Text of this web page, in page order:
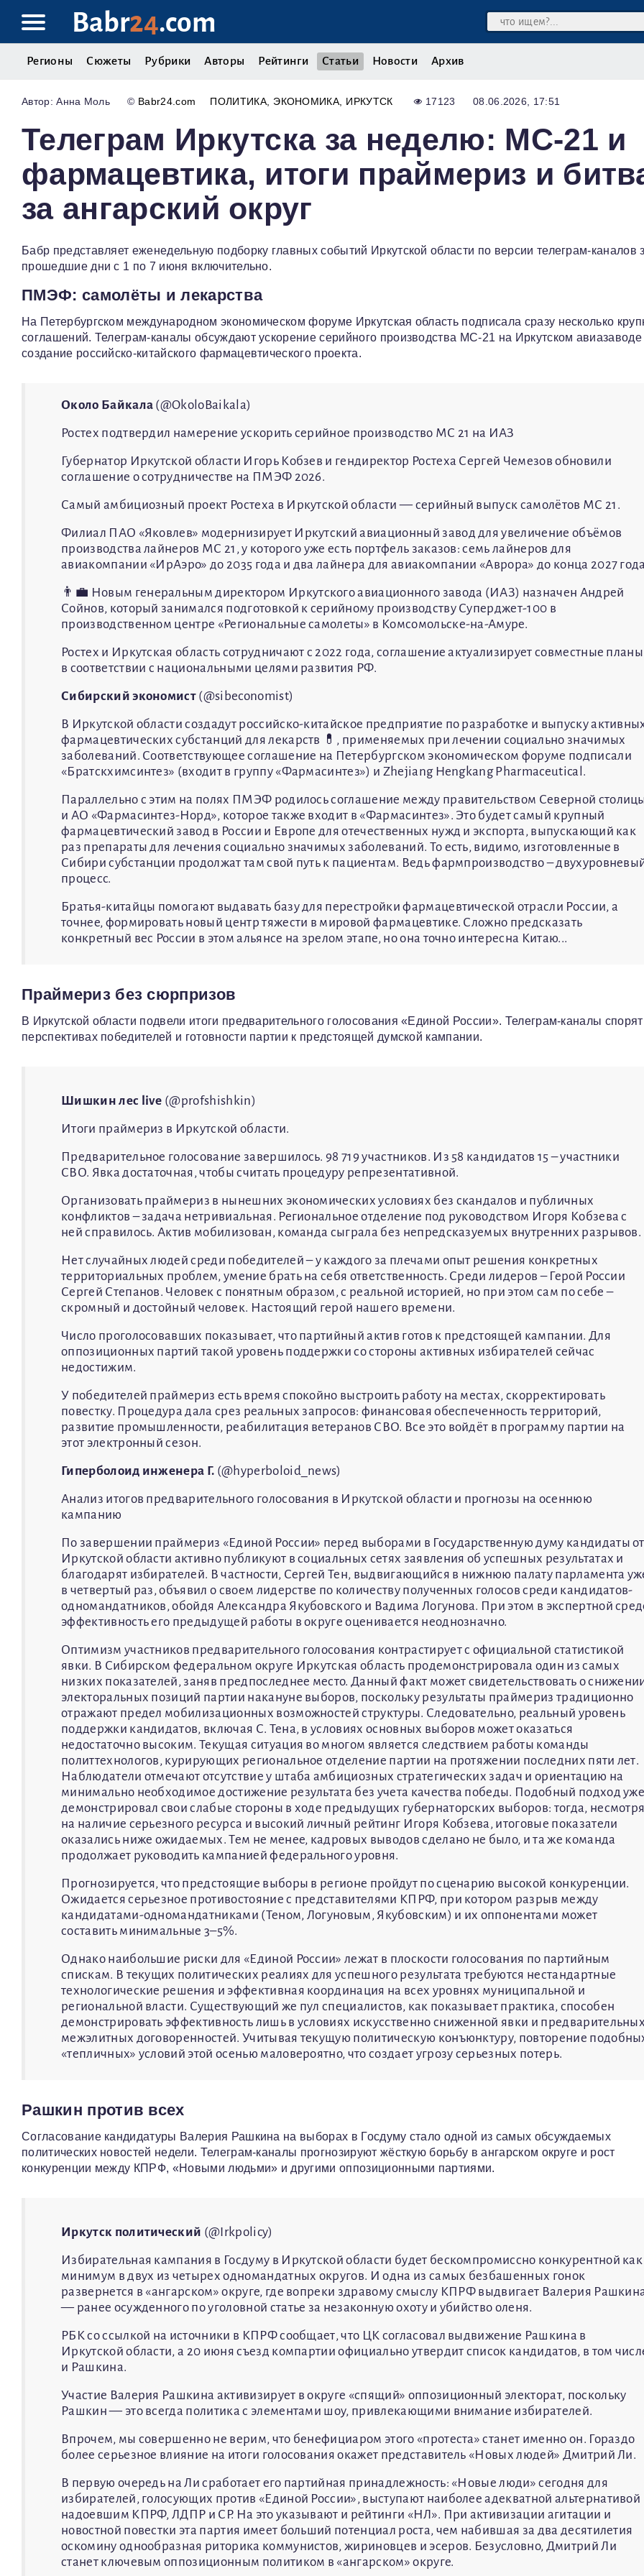
Babr24.com
Регионы Сюжеты Рубрики Авторы Рейтинги Статьи Новости Архив
Анна Моль © Babr24.com ПОЛИТИКА ЭКОНОМИКА ИРКУТСК 17123 08.06.2026, 17:51
Телеграм Иркутска за неделю: МС-21 и
фармацевтика, итоги праймериз и
за ангарский округ
Бабр представляет еженедельную подборку главных событий Иркутской области по версии телеграм-каналов
прошедшие дни с 1 по 7 июня включительно.
ПМЭФ: самолёты и лекарства
На Петербургском международном экономическом форуме Иркутская область подписала сразу несколько
соглашений. Телеграм-каналы обсуждают ускорение серийного производства МС-21 на Иркутском авиазаводе
создание российско-китайского фармацевтического проекта.
Около Байкала (@OkoloBaikala)
Ростех подтвердил намерение ускорить серийное производство МС 21 на ИАЗ
Губернатор Иркутской области Игорь Кобзев и гендиректор Ростеха Сергей Чемезов обновили
соглашение о сотрудничестве на ПМЭФ 2026.
Самый амбициозный проект Ростеха в Иркутской области — серийный выпуск самолётов МС 21.
Филиал ПАО «Яковлев» модернизирует Иркутский авиационный завод для увеличение объёмов
производства лайнеров МС 21, у которого уже есть портфель заказов: семь лайнеров для
авиакомпании «ИрАэро» до 2035 года и два лайнера для авиакомпании «Аврора» до конца 2027
👨‍💼 Новым генеральным директором Иркутского авиационного завода (ИАЗ) назначен Андрей
Сойнов, который занимался подготовкой к серийному производству Суперджет-100 в
производственном центре «Региональные самолеты» в Комсомольске-на-Амуре.
Ростех и Иркутская область сотрудничают с 2022 года, соглашение актуализирует совместные планы
в соответствии с национальными целями развития РФ.
Сибирский экономист (@sibeconomist)
В Иркутской области создадут российско-китайское предприятие по разработке и выпуску
фармацевтических субстанций для лекарств 💊, применяемых при лечении социально значимых
заболеваний. Соответствующее соглашение на Петербургском экономическом форуме подписали
«Братскхимсинтез» (входит в группу «Фармасинтез») и Zhejiang Hengkang Pharmaceutical.
Параллельно с этим на полях ПМЭФ родилось соглашение между правительством Северной
и АО «Фармасинтез-Норд», которое также входит в «Фармасинтез». Это будет самый крупный
фармацевтический завод в России и Европе для отечественных нужд и экспорта, выпускающий как
раз препараты для лечения социально значимых заболеваний. То есть, видимо, изготовленные в
Сибири субстанции продолжат там свой путь к пациентам. Ведь фармпроизводство –
процесс.
Братья-китайцы помогают выдавать базу для перестройки фармацевтической отрасли России, а
точнее, формировать новый центр тяжести в мировой фармацевтике. Сложно предсказать
конкретный вес России в этом альянсе на зрелом этапе, но она точно интересна Китаю...
Праймериз без сюрпризов
В Иркутской области подвели итоги предварительного голосования «Единой России». Телеграм-каналы
перспективах победителей и готовности партии к предстоящей думской кампании.
Шишкин лес live (@profshishkin)
Итоги праймериз в Иркутской области.
Предварительное голосование завершилось. 98 719 участников. Из 58 кандидатов 15 – участники
СВО. Явка достаточная, чтобы считать процедуру репрезентативной.
Организовать праймериз в нынешних экономических условиях без скандалов и публичных
конфликтов – задача нетривиальная. Региональное отделение под руководством Игоря Кобзева с
ней справилось. Актив мобилизован, команда сыграла без непредсказуемых внутренних разрывов.
Нет случайных людей среди победителей – у каждого за плечами опыт решения конкретных
территориальных проблем, умение брать на себя ответственность. Среди лидеров – Герой России
Сергей Степанов. Человек с понятным образом, с реальной историей, но при этом сам по себе –
скромный и достойный человек. Настоящий герой нашего времени.
Число проголосовавших показывает, что партийный актив готов к предстоящей кампании. Для
оппозиционных партий такой уровень поддержки со стороны активных избирателей сейчас
недостижим.
У победителей праймериз есть время спокойно выстроить работу на местах, скорректировать
повестку. Процедура дала срез реальных запросов: финансовая обеспеченность территорий,
развитие промышленности, реабилитация ветеранов СВО. Все это войдёт в программу партии на
этот электронный сезон.
Гиперболоид инженера Г. (@hyperboloid_news)
Анализ итогов предварительного голосования в Иркутской области и прогнозы на осеннюю
кампанию
По завершении праймериз «Единой России» перед выборами в Государственную думу кандидаты от
Иркутской области активно публикуют в социальных сетях заявления об успешных результатах и
благодарят избирателей. В частности, Сергей Тен, выдвигающийся в нижнюю палату парламента
в четвертый раз, объявил о своем лидерстве по количеству полученных голосов среди кандидатов-
одномандатников, обойдя Александра Якубовского и Вадима Логунова. При этом в экспертной
эффективность его предыдущей работы в округе оценивается неоднозначно.
Оптимизм участников предварительного голосования контрастирует с официальной статистикой
явки. В Сибирском федеральном округе Иркутская область продемонстрировала один из самых
низких показателей, заняв предпоследнее место. Данный факт может свидетельствовать о
электоральных позиций партии накануне выборов, поскольку результаты праймериз традиционно
отражают предел мобилизационных возможностей структуры. Следовательно, реальный уровень
поддержки кандидатов, включая С. Тена, в условиях основных выборов может оказаться
недостаточно высоким. Текущая ситуация во многом является следствием работы команды
политтехнологов, курирующих региональное отделение партии на протяжении последних пяти лет.
Наблюдатели отмечают отсутствие у штаба амбициозных стратегических задач и ориентацию на
минимально необходимое достижение результата без учета качества победы. Подобный подход
демонстрировал свои слабые стороны в ходе предыдущих губернаторских выборов: тогда,
на наличие серьезного ресурса и высокий личный рейтинг Игоря Кобзева, итоговые показатели
оказались ниже ожидаемых. Тем не менее, кадровых выводов сделано не было, и та же команда
продолжает руководить кампанией федерального уровня.
Прогнозируется, что предстоящие выборы в регионе пройдут по сценарию высокой конкуренции.
Ожидается серьезное противостояние с представителями КПРФ, при котором разрыв между
кандидатами-одномандатниками (Теном, Логуновым, Якубовским) и их оппонентами может
составить минимальные 3–5%.
Однако наибольшие риски для «Единой России» лежат в плоскости голосования по партийным
спискам. В текущих политических реалиях для успешного результата требуются нестандартные
технологические решения и эффективная координация на всех уровнях муниципальной и
региональной власти. Существующий же пул специалистов, как показывает практика, способен
демонстрировать эффективность лишь в условиях искусственно сниженной явки и
межэлитных договоренностей. Учитывая текущую политическую конъюнктуру, повторение
«тепличных» условий этой осенью маловероятно, что создает угрозу серьезных потерь.
Рашкин против всех
Согласование кандидатуры Валерия Рашкина на выборах в Госдуму стало одной из самых обсуждаемых
политических новостей недели. Телеграм-каналы прогнозируют жёсткую борьбу в ангарском округе и рост
конкуренции между КПРФ, «Новыми людьми» и другими оппозиционными партиями.
Иркутск политический (@Irkpolicy)
Избирательная кампания в Госдуму в Иркутской области будет бескомпромиссно конкурентной как
минимум в двух из четырех одномандатных округов. И одна из самых безбашенных гонок
развернется в «ангарском» округе, где вопреки здравому смыслу КПРФ выдвигает Валерия
— ранее осужденного по уголовной статье за незаконную охоту и убийство оленя.
РБК со ссылкой на источники в КПРФ сообщает, что ЦК согласовал выдвижение Рашкина в
Иркутской области, а 20 июня съезд компартии официально утвердит список кандидатов, в том
и Рашкина.
Участие Валерия Рашкина активизирует в округе «спящий» оппозиционный электорат, поскольку
Рашкин — это всегда политика с элементами шоу, привлекающими внимание избирателей.
Впрочем, мы совершенно не верим, что бенефициаром этого «протеста» станет именно он. Гораздо
более серьезное влияние на итоги голосования окажет представитель «Новых людей» Дмитрий Ли.
В первую очередь на Ли сработает его партийная принадлежность: «Новые люди» сегодня для
избирателей, голосующих против «Единой России», выступают наиболее адекватной альтернативой
надоевшим КПРФ, ЛДПР и СР. На это указывают и рейтинги «НЛ». При активизации агитации и
новостной повестки эта партия имеет больший потенциал роста, чем набившая за два десятилетия
оскомину однообразная риторика коммунистов, жириновцев и эсеров. Безусловно, Дмитрий Ли
станет ключевым оппозиционным политиком в «ангарском» округе.